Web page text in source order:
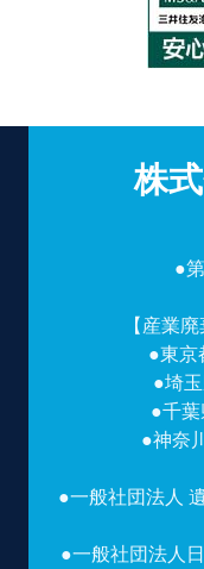
株
●
【産業
●東京
●埼
●千
●神奈
●一般社団法人
●一般社団法人